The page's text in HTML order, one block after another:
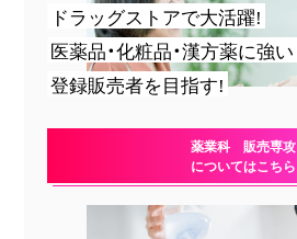
ドラッグストアで大活躍!
医薬品・化粧品・漢方薬に強い
登録販売者を目指す!
薬業科 販売専攻
についてはこちら